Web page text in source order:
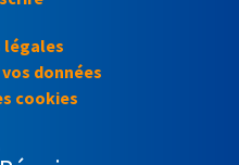
légales
données
cookies